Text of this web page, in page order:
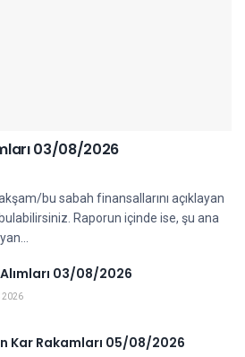
03/08/2026
bu sabah finansallarını açıklayan
Raporun içinde ise, şu ana
03/08/2026
2026
Kar Rakamları 05/08/2026